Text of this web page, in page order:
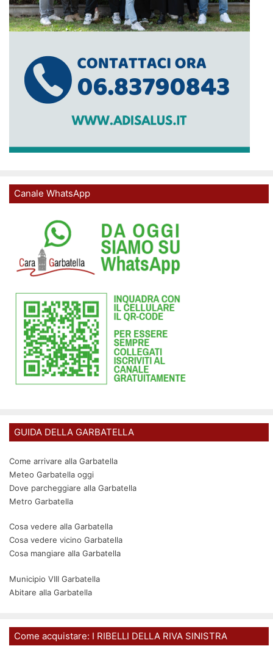
Canale WhatsApp
GUIDA DELLA GARBATELLA
Come arrivare alla Garbatella
Meteo Garbatella oggi
Dove parcheggiare alla Garbatella
Metro Garbatella
Cosa vedere alla Garbatella
Cosa vedere vicino Garbatella
Cosa mangiare alla Garbatella
Municipio VIII Garbatella
Abitare alla Garbatella
Come acquistare: I RIBELLI DELLA RIVA SINISTRA